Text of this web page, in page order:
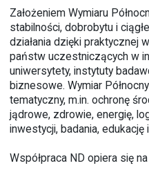
Założeniem Wymiaru
stabilności, dobrobytu i
działania dzięki praktycznej
państw uczestniczących w
uniwersytety, instytuty
biznesowe. Wymiar
tematyczny, m.in. ochronę
jądrowe, zdrowie, energię,
inwestycji, badania, edukację
Współpraca ND opiera się